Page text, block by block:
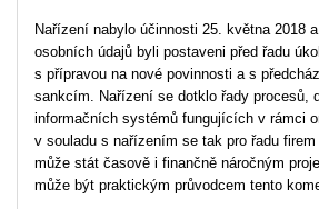
Nařízení nabylo účinnosti 25. května 2018
osobních údajů byli postaveni před řadu
s přípravou na nové povinnosti a s
sankcím. Nařízení se dotklo řady procesů,
informačních systémů fungujících v rámci
v souladu s nařízením se tak pro řadu
může stát časově i finančně náročným
může být praktickým průvodcem tento